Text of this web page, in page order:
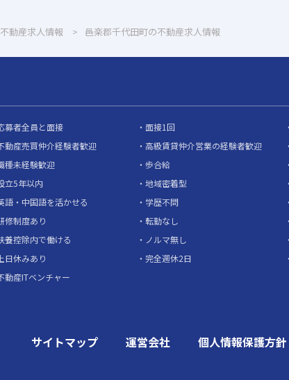
動産求人情報 邑楽郡千代田町の不動産求人情報
募者全員と面接 面接1回
動産売買仲介経験者歓迎 高級賃貸仲介営業の経験者歓迎
種未経験歓迎 歩合給
立5年以内 地域密着型
語・中国語を活かせる 学歴不問
修制度あり 転勤なし
養控除内で働ける ノルマ無し
日休みあり 完全週休2日
動産ITベンチャー
サイトマップ 運営会社 個人情報保護方針